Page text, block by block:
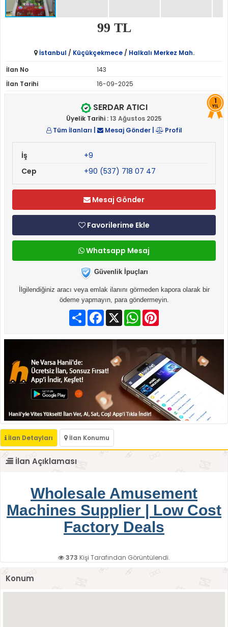
99 TL
İstanbul / Küçükçekmece/ Halkalı Merkez Mah.
İlan No
143
İlan Tarihi
16-09-2025
1
YIL
SERDAR ATICI
Üyelik Tarihi :13 Ağustos 2025
Tüm İlanları
Mesaj Gönder| Profil
İş
+9
Cep
+90 (537) 718 07 47
Mesaj Gönder
Favorilerime Ekle
Whatsapp Mesaj
Güvenlik İpuçları
İlgilendiğiniz aracı veya emlak ilanını görmeden kapora olarak bir
ödeme yapmayın, para göndermeyin.
PaylaşFacebook
X WhatsApp
İlan Detayları İlan Konumu
İlan Açıklaması
Wholesale Amusement
Machines Supplier | Low Cost
Factory Deals
373 Kişi Tarafından Görüntülendi.
Konum